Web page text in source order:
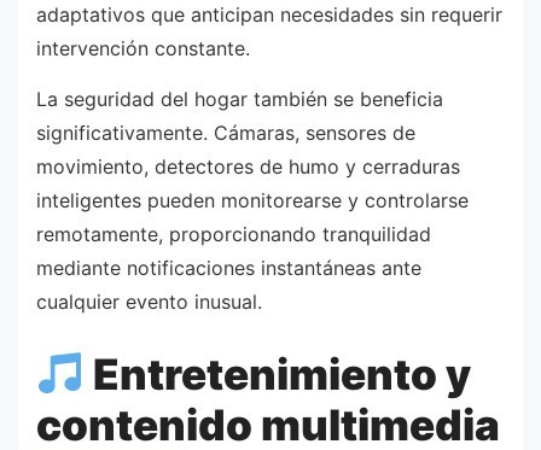
adaptativos que anticipan necesidades sin requerir
intervención constante.
La seguridad del hogar también se beneficia
significativamente. Cámaras, sensores de
movimiento, detectores de humo y cerraduras
inteligentes pueden monitorearse y controlarse
remotamente, proporcionando tranquilidad
mediante notificaciones instantáneas ante
cualquier evento inusual.
Entretenimiento y
contenido multimedia